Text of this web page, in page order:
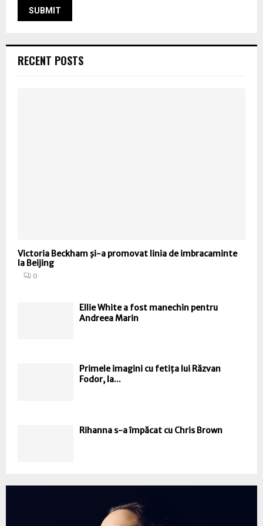
RECENT POSTS
Victoria Beckham şi-a promovat linia de imbracaminte
la Beijing
0
Ellie White a fost manechin pentru
Andreea Marin
Primele imagini cu fetița lui Răzvan
Fodor, la...
Rihanna s-a împăcat cu Chris Brown